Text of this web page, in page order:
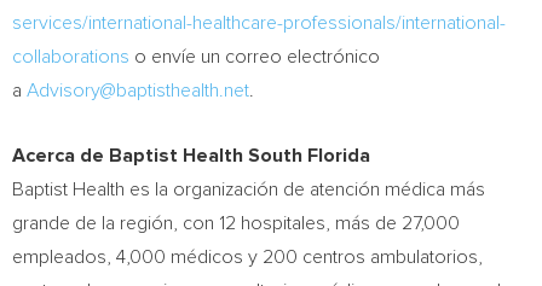
services/international-healthcare-professionals/international-
collaborations o envíe un correo electrónico
a Advisory@baptisthealth.net
Acerca de Baptist Health South Florida
Baptist Health es la organización de atención médica más
grande de la región, con 12 hospitales, más de 27,000
empleados, 4,000 médicos y 200 centros ambulatorios,